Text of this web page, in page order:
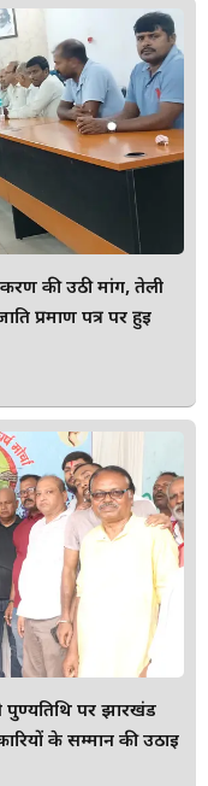
की उठी मांग, तेली
प्रमाण पत्र पर हुई
पुण्यतिथि पर झारखंड
के सम्मान की उठाई